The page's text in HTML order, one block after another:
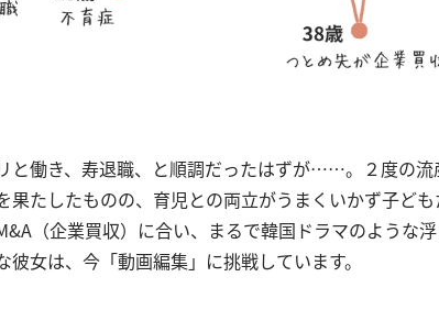
と働き、寿退職、と順調だったはずが……。２度の流
果たしたものの、育児との両立がうまくいかず子ど
（企業買収）に合い、まるで韓国ドラマのような
女は、今「動画編集」に挑戦しています。